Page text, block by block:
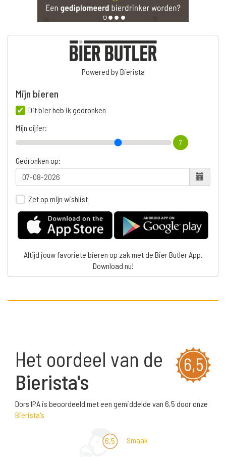
Powered by Bierista
Mijn bieren
Dit bier heb ik gedronken
Mijn cijfer:
7
Gedronken op:
Zet op mijn wishlist
Altijd jouw favoriete bieren op zak met de Bier Butler App.
Download nu!
6,5
Het oordeel van de
Bierista's
Dors IPA is beoordeeld met een gemiddelde van 6,5 door onze
Bierista's
6,5 Smaak